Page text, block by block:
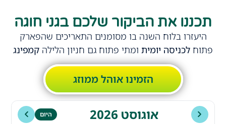
תכננו את הביקור שלכם בגני חוגה
היעזרו בלוח השנה בו מסומנים התאריכים שהפארק
פתוחלכניסה יומיתומתי פתוח גם חניון הלילהקמפינג
הזמינו אוהל ממוזג
אוגוסט 2026 היום